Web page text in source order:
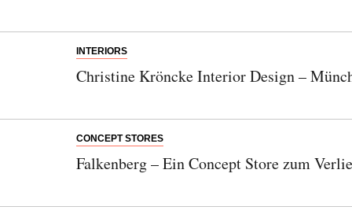
INTERIORS
Christine Kröncke Interior Design –
CONCEPT STORES
Falkenberg – Ein Concept Store zum